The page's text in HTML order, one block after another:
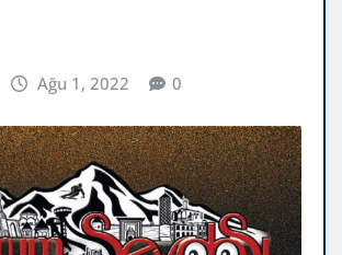
Ağu 1, 2022 0